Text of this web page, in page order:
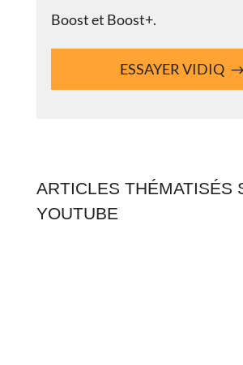
Boost et Boost+.
ESSAYER VIDIQ
ARTICLES THÉMATISÉS
YOUTUBE